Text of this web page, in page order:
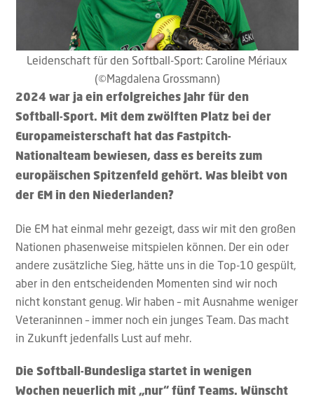
Leidenschaft für den Softball-Sport: Caroline Mériaux
(©Magdalena Grossmann)
2024 war ja ein erfolgreiches Jahr für den
Softball-Sport. Mit dem zwölften Platz bei der
Europameisterschaft hat das Fastpitch-
Nationalteam bewiesen, dass es bereits zum
europäischen Spitzenfeld gehört. Was bleibt von
der EM in den Niederlanden?
Die EM hat einmal mehr gezeigt, dass wir mit den großen
Nationen phasenweise mitspielen können. Der ein oder
andere zusätzliche Sieg, hätte uns in die Top-10 gespült,
aber in den entscheidenden Momenten sind wir noch
nicht konstant genug. Wir haben – mit Ausnahme weniger
Veteraninnen – immer noch ein junges Team. Das macht
in Zukunft jedenfalls Lust auf mehr.
Die Softball-Bundesliga startet in wenigen
Wochen neuerlich mit „nur“ fünf Teams. Wünscht